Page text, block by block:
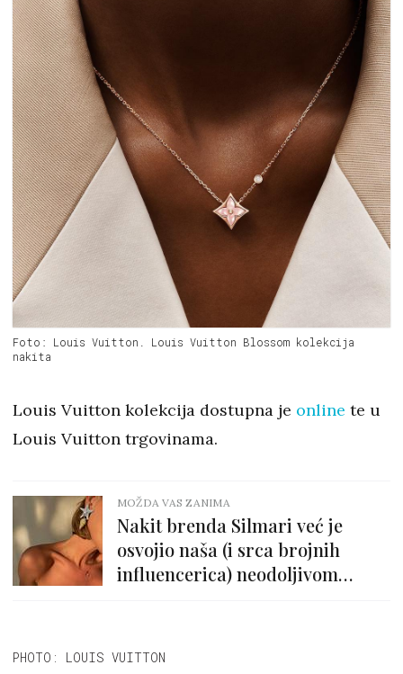
Foto: Louis Vuitton. Louis Vuitton Blossom kolekcija
nakita
Louis Vuitton kolekcija dostupna je online te u
Louis Vuitton trgovinama.
MOŽDA VAS ZANIMA
Nakit brenda Silmari već je
osvojio naša (i srca brojnih
influencerica) neodoljivom
PHOTO: LOUIS VUITTON